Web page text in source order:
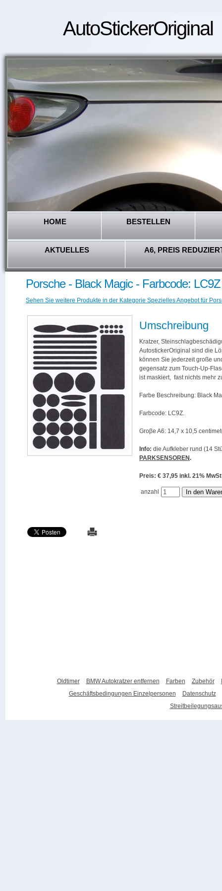
AutoStickerOriginal
HOME BESTELLEN
AKTUELLES A6, PREIS
Porsche - Black Magic - Farbcode: LC9Z
Sehen Sie weitere Produkte in der Kategorie Spezielles Angebot für
Umschreibung
Kratzer,
AutostickerOriginal sind die
können Sie jederzeit große
gegensatz zum Touch-Up-
ist maskiert, fast nichts mehr
Farbe Beschreibung: Black
Farbcode: LC9Z.
Groβe A6: 14,7 x 10,5
Info: die Aufkleber rund (14
PARKSENSOREN.
Preis: € 37,95 inkl. 21%
anzahl
Oldtimer BMW Autokratzer entfernen Farben Zubehör
Geschäftsbedingungen Einzelpersonen
Datenschutz